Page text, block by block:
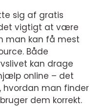
sig af gratis
vigtigt at være
man kan få mest
Både
kan drage
online – det
hvordan man finder
dem korrekt.